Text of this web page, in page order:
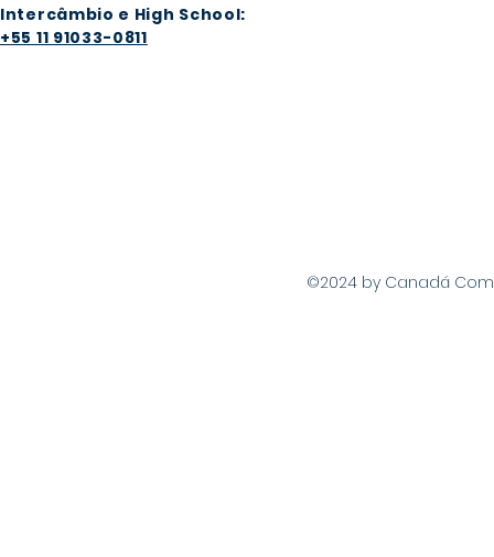
Intercâmbio e High School:
+55 11 91033-0811
©2024 by Canadá Com